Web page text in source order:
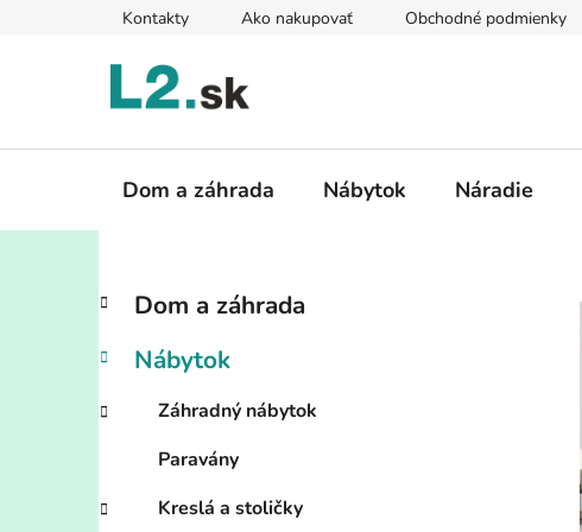
Kontakty Ako nakupovať Obchodné podmienky
Dom a záhrada Nábytok Náradie
B
č
ý
n
Preskočiť
kategórie
K
a
e
ó
e
Dom a záhrada
Nábytok
Záhradný nábytok
Paravány
Kreslá a stoličky